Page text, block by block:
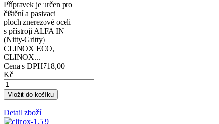
Přípravek je určen pro
čištění a pasivaci
ploch znerezové oceli
s přístroji ALFA IN
(Nitty-Gritty)
CLINOX ECO,
CLINOX...
Cena s DPH718,00
Kč
Detail zboží